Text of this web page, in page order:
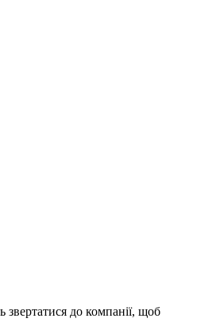
звертатися до компанії, щоб